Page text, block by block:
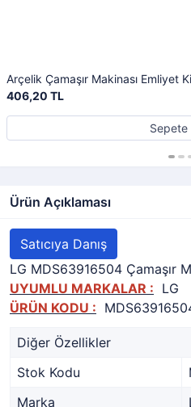
Arçelik Çamaşır Makinası Emliyet
406,20 TL
Sepete
Ürün Açıklaması
Satıcıya Danış
LG MDS63916504 Çamaşır
UYUMLU MARKALAR : LG
ÜRÜN KODU :
Diğer Özellikler
Stok Kodu
Marka